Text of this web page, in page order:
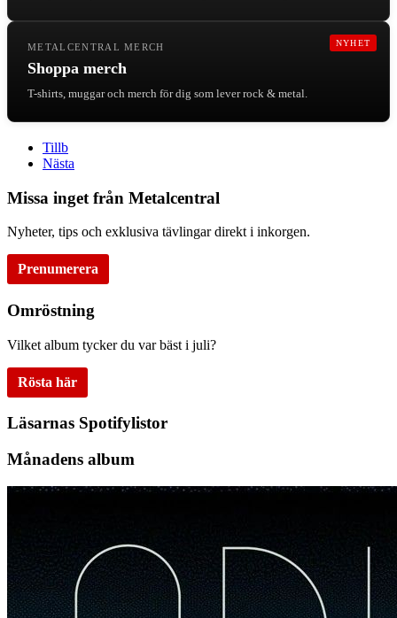
NYHET
METALCENTRAL MERCH
Shoppa merch
T-shirts, muggar och merch för dig som lever rock & metal.
Tillb
Nästa
Missa inget från Metalcentral
Nyheter, tips och exklusiva tävlingar direkt i inkorgen.
Prenumerera
Omröstning
Vilket album tycker du var bäst i juli?
Rösta här
Läsarnas Spotifylistor
Månadens album